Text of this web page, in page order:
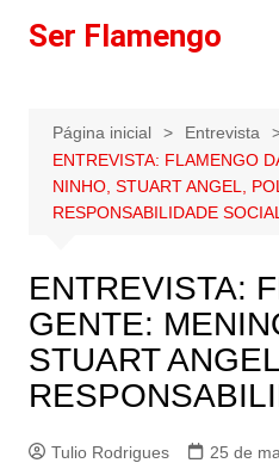
paraSer Flamengo
Página inicial
Entrevista
ENTREVISTA: FLAMENGO
NINHO, STUART ANGEL,
RESPONSABILIDADE SOCIAL
ENTREVISTA:
GENTE:
STUART
Tulio Rodrigues
25 de